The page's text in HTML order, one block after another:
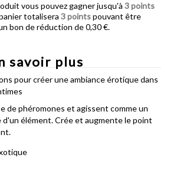
vous pouvez gagner jusqu'à 3points
totalisera 3pointspouvant être
bon de réduction de0,30 €.
savoir plus
pour créer une ambiance érotique dans
de phéromones et agissent comme un
élément. Crée et augmente le point